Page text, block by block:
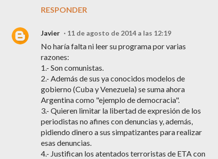
RESPONDER
Javier 11 de agosto de 2014 a las 12:19
No haría falta ni leer su programa por varias
razones:
1.- Son comunistas.
2.- Además de sus ya conocidos modelos de
gobierno (Cuba y Venezuela) se suma ahora
Argentina como "ejemplo de democracia".
3.- Quieren limitar la libertad de expresión de los
periodistas no afines con denuncias y, además,
pidiendo dinero a sus simpatizantes para realizar
esas denuncias.
4.- Justifican los atentados terroristas de ETA con